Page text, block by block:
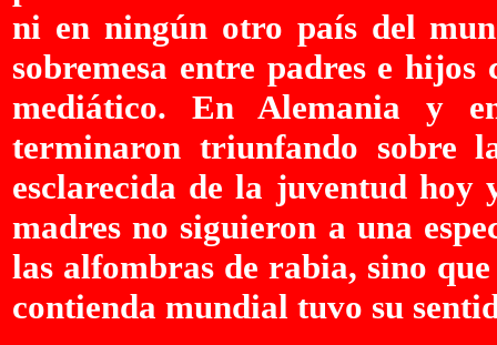
ni en ningún otro país del
sobremesa entre padres e
mediático. En Alemania y
terminaron triunfando sobre
esclarecida de la juventud hoy
madres no siguieron a una
las alfombras de rabia, sino
contienda mundial tuvo su